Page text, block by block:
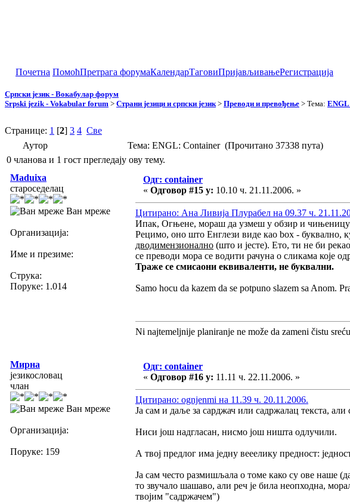
Почетна ПомоћПретрага форумаКалендарТаговиПријављивањеРегистрација
Српски језик - Вокабулар форум
Srpski jezik - Vokabular forum > Страни језици и српски језик > Преводи и превођење > Тема:
Странице: 1 [2] 3 4 Све
Аутор
Тема: ENGL: Container (Прочитано 37338 пута)
0 чланова и 1 гост прегледају ову тему.
Maduixa
староседелац
Ван мреже
Организација:
Име и презиме:
Струка:
Поруке: 1.014
Одг: container
« Одговор #15 у: 10.10 ч. 21.11.2006. »
Цитирано: Ана Ливија Плурабел на 09.37 ч.
Ипак, Огњене, мораш да узмеш у обзир и чињеницу
Рецимо, оно што Енглези виде као box - буквално,
дводимензионално (што и јесте). Ето, ти не би
се преводи мора се водити рачуна о сликама које
Траже се смисаони еквиваленти, не буквални.
Samo hocu da kazem da se potpuno slazem sa Anom.
Ni najtemeljnije planiranje ne može da zameni čistu
Мирна
језикословац
члан
Ван мреже
Организација:
Поруке: 159
Одг: container
« Одговор #16 у: 11.11 ч. 22.11.2006. »
Цитирано: ognjenmi на 11.39 ч. 20.11.2006.
Ја сам и даље за сарджач или садржалац текста,
Ниси још надгласан, нисмо још ништа одлучили.
А твој предлог има једну вееелику предност:
Ја сам често размишљала о томе како су ове наше
то звучало шашаво, али реч је била неопходна,
твојим "садржачем")